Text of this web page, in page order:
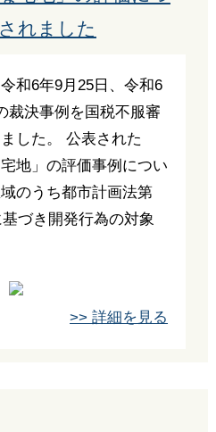
れました
和6年9月25日、令和6
裁決事例を国税不服審
した。 公表された
地」の評価事例につい
のうち都市計画法第
づき開発行為の対象
>> 詳細を見る